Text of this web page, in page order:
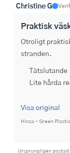
Christine G
Praktisk
Otroligt
stranden.
Tätslutande
Lite hårda
Visa original
Hinza - Green
Ursprungligen postad